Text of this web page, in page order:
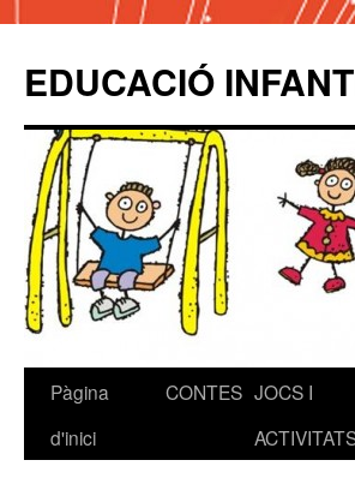
EDUCACIÓ
Vés
Pàgina
d'inici
CONTES JOCS I